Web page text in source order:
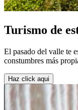
Turismo de
El pasado del valle te
constumbres más
Haz click aqui